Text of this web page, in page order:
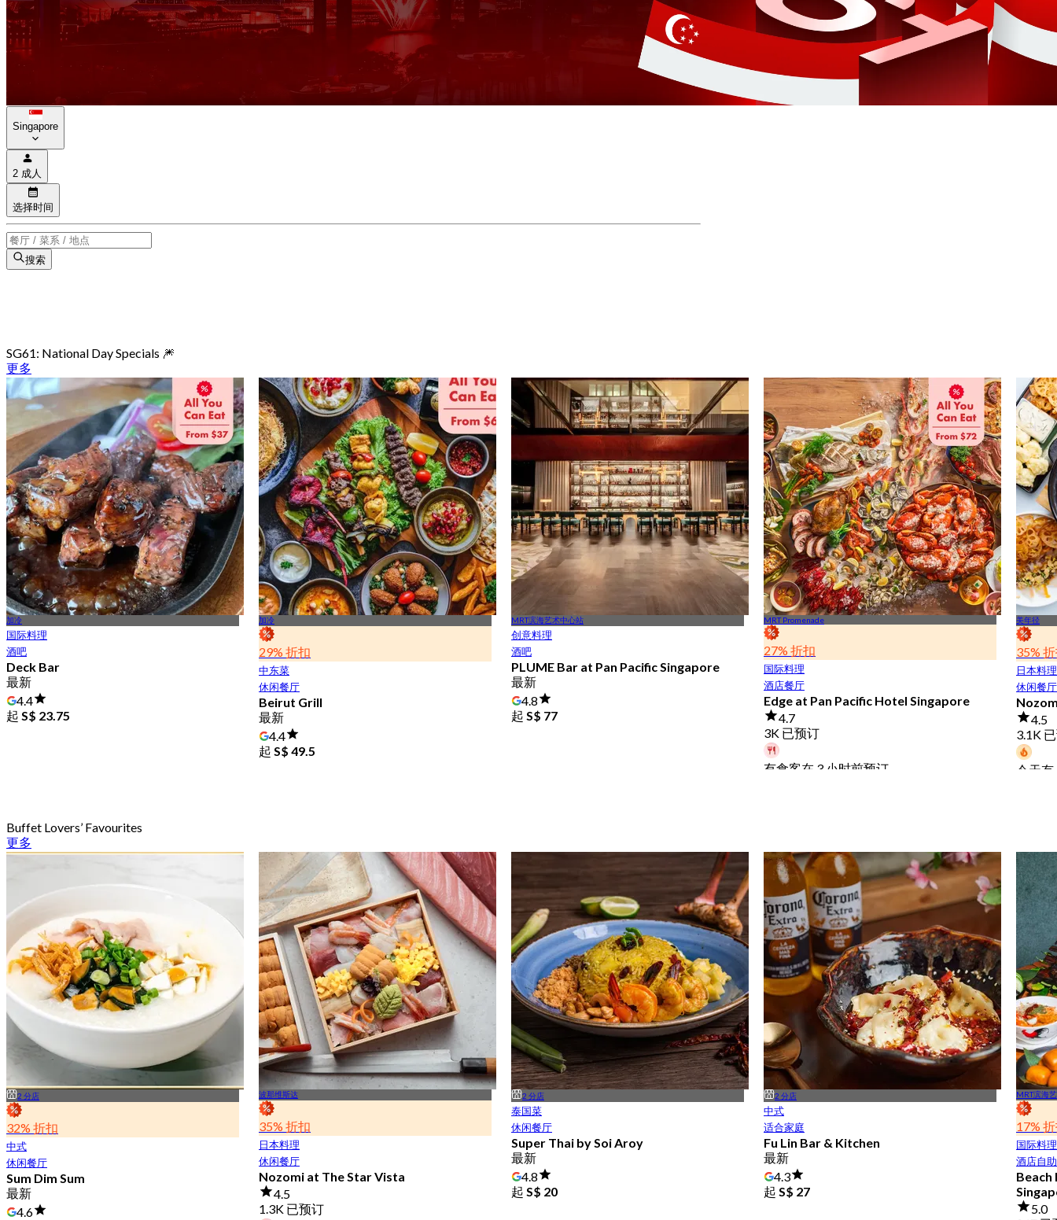
Singapore
2 成人
选择时间
搜索
SG61: National Day Specials 🎆
更多
加冷
国际料理
酒吧
Deck Bar
最新
4.4
起 S$ 23.75
加冷
29% 折扣
中东菜
休闲餐厅
Beirut Grill
最新
4.4
起 S$ 49.5
MRT滨海艺术中心站
创意料理
酒吧
PLUME Bar at Pan Pacific Singapore
最新
4.8
起 S$ 77
MRT Promenade
27% 折扣
国际料理
酒店餐厅
Edge at Pan Pacific Hotel Singapore
4.7
3K 已预订
有食客在 3 小时前预订
美年径
35%
日本料理
休闲餐厅
4.5
3.1K
今天
Buffet Lovers’ Favourites
更多
2 分店
32% 折扣
中式
休闲餐厅
Sum Dim Sum
最新
4.6
波那维斯达
35% 折扣
日本料理
休闲餐厅
Nozomi at The Star Vista
4.5
1.3K 已预订
2 分店
泰国菜
休闲餐厅
Super Thai by Soi Aroy
最新
4.8
起 S$ 20
2 分店
中式
适合家庭
Fu Lin Bar & Kitchen
最新
4.3
起 S$ 27
MRT滨海
17%
国际料理
酒店自
5.0